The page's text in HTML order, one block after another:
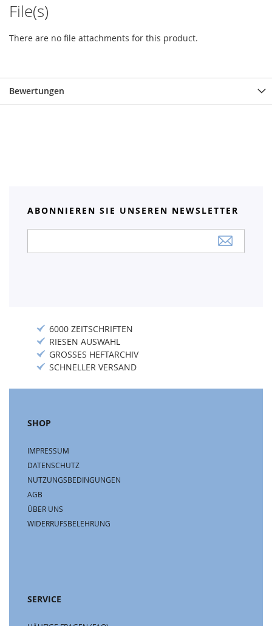
File(s)
There are no file attachments for this product.
Bewertungen
ABONNIEREN SIE UNSEREN NEWSLETTER
Newsletter:
6000 ZEITSCHRIFTEN
RIESEN AUSWAHL
GROSSES HEFTARCHIV
SCHNELLER VERSAND
SHOP
IMPRESSUM
DATENSCHUTZ
NUTZUNGSBEDINGUNGEN
AGB
ÜBER UNS
WIDERRUFSBELEHRUNG
SERVICE